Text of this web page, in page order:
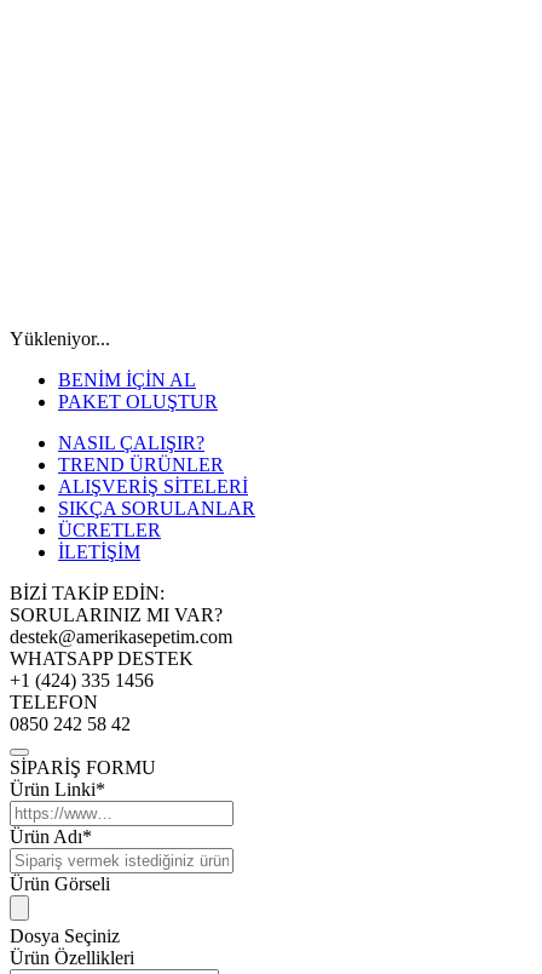
Yükleniyor...
BENİM İÇİN AL
PAKET OLUŞTUR
NASIL ÇALIŞIR?
TREND ÜRÜNLER
ALIŞVERİŞ SİTELERİ
SIKÇA SORULANLAR
ÜCRETLER
İLETİŞİM
BİZİ TAKİP EDİN:
SORULARINIZ MI VAR?
destek@amerikasepetim.com
WHATSAPP DESTEK
+1 (424) 335 1456
TELEFON
0850 242 58 42
SİPARİŞ FORMU
Ürün Linki*
Ürün Adı*
Ürün Görseli
Dosya Seçiniz
Ürün Özellikleri